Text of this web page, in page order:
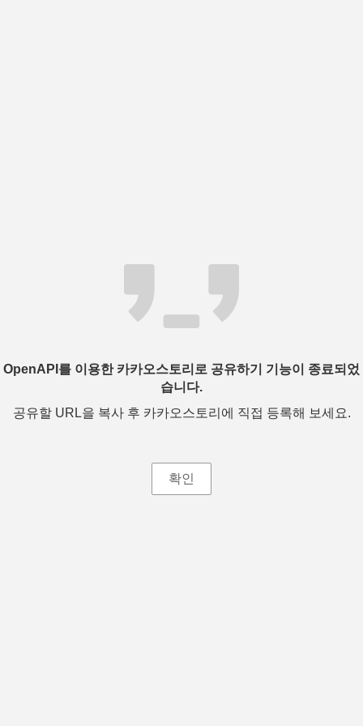
OpenAPI를 이용한 카카오스토리로 공유하기 기능이 종료되었
습니다.
공유할 URL을 복사 후 카카오스토리에 직접 등록해 보세요.
확인